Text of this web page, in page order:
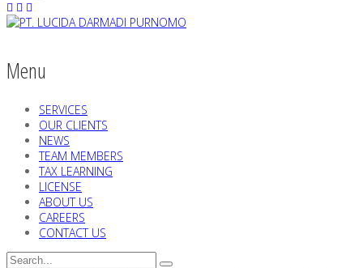
Menu
SERVICES
OUR CLIENTS
NEWS
TEAM MEMBERS
TAX LEARNING
LICENSE
ABOUT US
CAREERS
CONTACT US